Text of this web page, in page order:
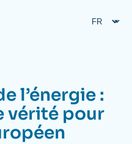
l’énergie :
vérité pour